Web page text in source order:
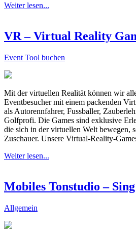
Weiter lesen...
VR – Virtual Reality
Event Tool buchen
Mit der virtuellen Realität können wir
Eventbesucher mit einem packenden
als Autorennfahrer, Fussballer,
Golfprofi. Die Games sind exklusive
die sich in der virtuellen Welt bewegen,
Zuschauer. Unsere Virtual-Reality-
Weiter lesen...
Mobiles Tonstudio –
Allgemein